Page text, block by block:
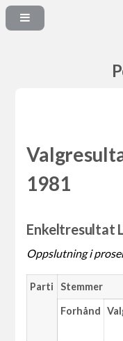
1981
Enkeltresultat
Oppslutning i
Parti Stemmer
Forhånd